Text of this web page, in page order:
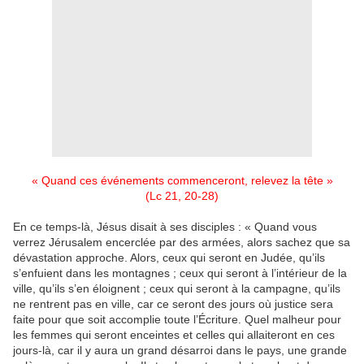
« Quand ces événements commenceront, relevez la tête »
(Lc 21, 20-28)
En ce temps-là, Jésus disait à ses disciples : « Quand vous
verrez Jérusalem encerclée par des armées, alors sachez que sa
dévastation approche. Alors, ceux qui seront en Judée, qu’ils
s’enfuient dans les montagnes ; ceux qui seront à l’intérieur de la
ville, qu’ils s’en éloignent ; ceux qui seront à la campagne, qu’ils
ne rentrent pas en ville, car ce seront des jours où justice sera
faite pour que soit accomplie toute l’Écriture. Quel malheur pour
les femmes qui seront enceintes et celles qui allaiteront en ces
jours-là, car il y aura un grand désarroi dans le pays, une grande